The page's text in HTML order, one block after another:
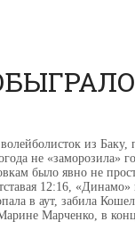
из
не «заморозила»
было явно не
12:16, «Динамо»
в аут, забила
Марченко, в